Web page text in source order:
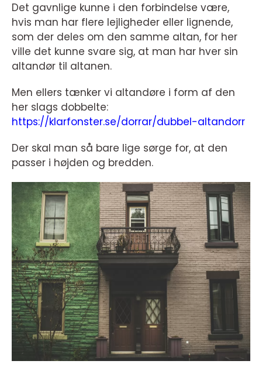
Det gavnlige kunne i den forbindelse være,
hvis man har flere lejligheder eller lignende,
som der deles om den samme altan, for her
ville det kunne svare sig, at man har hver sin
altandør til altanen.
Men ellers tænker vi altandøre i form af den
her slags dobbelte:
https://klarfonster.se/dorrar/dubbel-altandorr
Der skal man så bare lige sørge for, at den
passer i højden og bredden.